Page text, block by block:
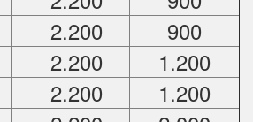
2.200
900
2.200
1.200
2.200
1.200